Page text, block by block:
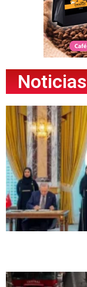
Noticias